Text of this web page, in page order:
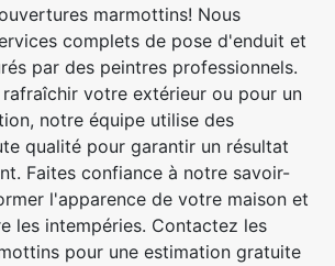
marmottins! Nous
complets de pose d'enduit et
par des peintres professionnels.
votre extérieur ou pour un
notre équipe utilise des
qualité pour garantir un résultat
Faites confiance à notre savoir-
l'apparence de votre maison et
les intempéries. Contactez les
pour une estimation gratuite